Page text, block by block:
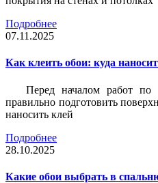
Подробнее
07.11.2025
Как клеить обои: куда
Перед началом работ по
правильно подготовить
наносить клей
Подробнее
28.10.2025
Какие обои выбрать в